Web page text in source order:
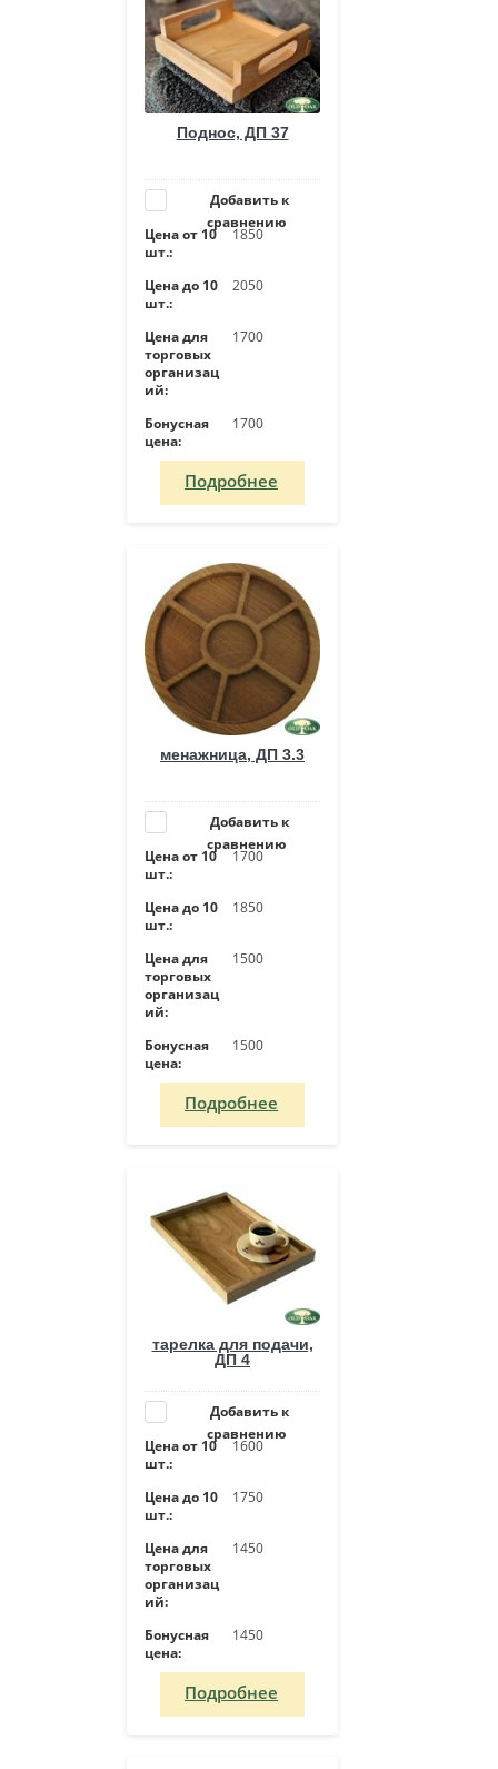
Поднос, ДП 37
Добавить к
сравнению
Цена от 10
шт.:
1850
Цена до 10
шт.:
2050
Цена для
торговых
организац
ий:
1700
Бонусная
цена:
1700
Подробнее
менажница, ДП 3.3
Добавить к
сравнению
Цена от 10
шт.:
1700
Цена до 10
шт.:
1850
Цена для
торговых
организац
ий:
1500
Бонусная
цена:
1500
Подробнее
тарелка для подачи,
ДП 4
Добавить к
сравнению
Цена от 10
шт.:
1600
Цена до 10
шт.:
1750
Цена для
торговых
организац
ий:
1450
Бонусная
цена:
1450
Подробнее